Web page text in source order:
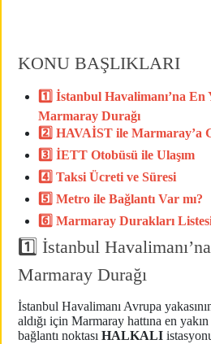
KONU BAŞLIKLARI
1️⃣ İstanbul Havalimanı’na En
Marmaray Durağı
2️⃣ HAVAİST ile Marmaray’a
3️⃣ İETT Otobüsü ile Ulaşım
4️⃣ Taksi Ücreti ve Süresi
5️⃣ Metro ile Bağlantı Var mı?
6️⃣ Marmaray Durakları
1️⃣ İstanbul
Marmaray Durağı
İstanbul Havalimanı Avrupa
aldığı için Marmaray hattına en
bağlantı noktası HALKALI